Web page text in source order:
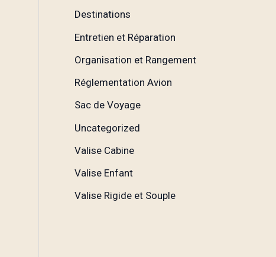
Destinations
Entretien et Réparation
Organisation et Rangement
Réglementation Avion
Sac de Voyage
Uncategorized
Valise Cabine
Valise Enfant
Valise Rigide et Souple